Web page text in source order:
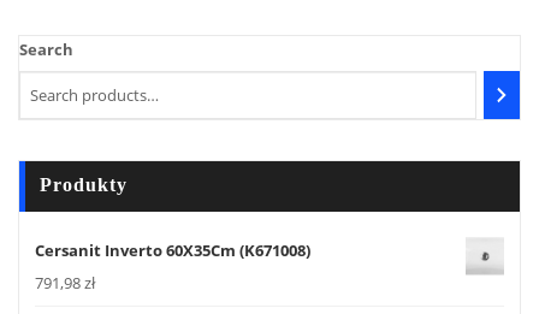
Search
Produkty
Cersanit Inverto 60X35Cm (K671008)
791,98zł